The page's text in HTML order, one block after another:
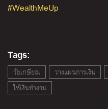
#WealthMeUp
Tags:
วัยเกษียณ วางแผนการเงิน
ให้เงินทำงาน